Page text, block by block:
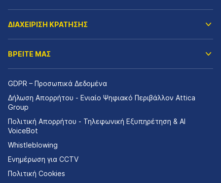
ΔΙΑΧΕΙΡΙΣΗ ΚΡΑΤΗΣΗΣ
ΒΡΕΙΤΕ ΜΑΣ
GDPR – Προσωπικά Δεδομένα
Δήλωση Απορρήτου - Ενιαίο Ψηφιακό Περιβάλλον Attica
Group
Πολιτική Απορρήτου - Τηλεφωνική Εξυπηρέτηση & AI
VoiceBot
Whistleblowing
Ενημέρωση για CCTV
Πολιτική Cookies